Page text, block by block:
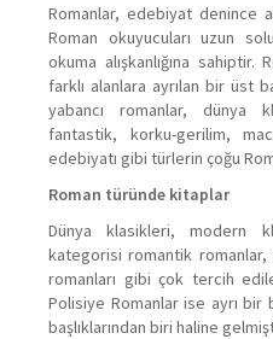
Romanlar, edebiyat denince
Roman okuyucuları uzun
okuma alışkanlığına
farklı alanlara ayrılan bir üst
yabancı romanlar, dünya
fantastik, korku-gerilim,
edebiyatı gibi türlerin çoğu
Roman türünde kitaplar
Dünya klasikleri, modern
kategorisi romantik
romanları gibi çok tercih
Polisiye Romanlar ise ayrı bir
başlıklarından biri haline